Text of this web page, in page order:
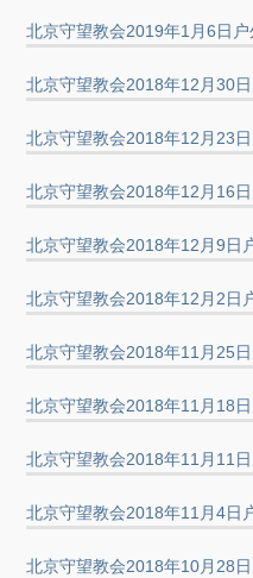
北京守望教会2019年1月6日户
北京守望教会2018年12月30
北京守望教会2018年12月23
北京守望教会2018年12月16
北京守望教会2018年12月9日
北京守望教会2018年12月2日
北京守望教会2018年11月25
北京守望教会2018年11月18
北京守望教会2018年11月11
北京守望教会2018年11月4日
北京守望教会2018年10月28